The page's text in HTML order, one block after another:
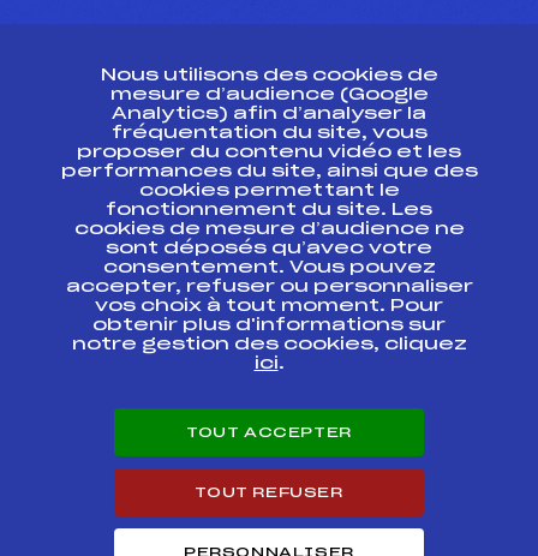
Ressources
Pass’Neige
Projet sportif fédéral
Projet de performance fédéral
Antidopage
Pôle Développement, Formation, Suivi
Scientifique
Listes ministérielles
Pôle vie de l’athlète
Enseignement professionnel
Carrières
Nous utilisons des cookies de
mesure d’audience (Google
Analytics) afin d’analyser la
fréquentation du site, vous
proposer du contenu vidéo et les
performances du site, ainsi que des
cookies permettant le
fonctionnement du site. Les
cookies de mesure d’audience ne
sont déposés qu’avec votre
consentement. Vous pouvez
accepter, refuser ou personnaliser
vos choix à tout moment. Pour
obtenir plus d'informations sur
notre gestion des cookies, cliquez
ici.
TOUT ACCEPTER
TOUT REFUSER
PERSONNALISER